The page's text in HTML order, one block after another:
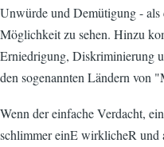
Unwürde und Demütigung - als
Möglichkeit zu sehen. Hinzu
Erniedrigung, Diskriminierung
den sogenannten Ländern von
Wenn der einfache Verdacht,
schlimmer einE wirklicheR und